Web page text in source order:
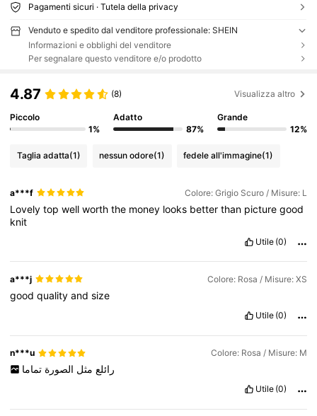
Pagamenti sicuri · Tutela della privacy
Venduto e spedito dal venditore professionale: SHEIN
Informazioni e obblighi del venditore
Per segnalare questo venditore e/o prodotto
4.87 (8) Visualizza altro
Piccolo
1%
Adatto
87%
Grande
12%
Taglia adatta(1) nessun odore(1) fedele all'immagine(1)
a***f Colore: Grigio Scuro / Misure: L
Lovelytopwellworththe money looks betterthan picturegood
knit
Utile (0)
a***j Colore: Rosa / Misure: XS
goodqualityandsize
Utile (0)
n***u Colore: Rosa / Misure: M
رائلع مثل الصورةتماما
Utile (0)